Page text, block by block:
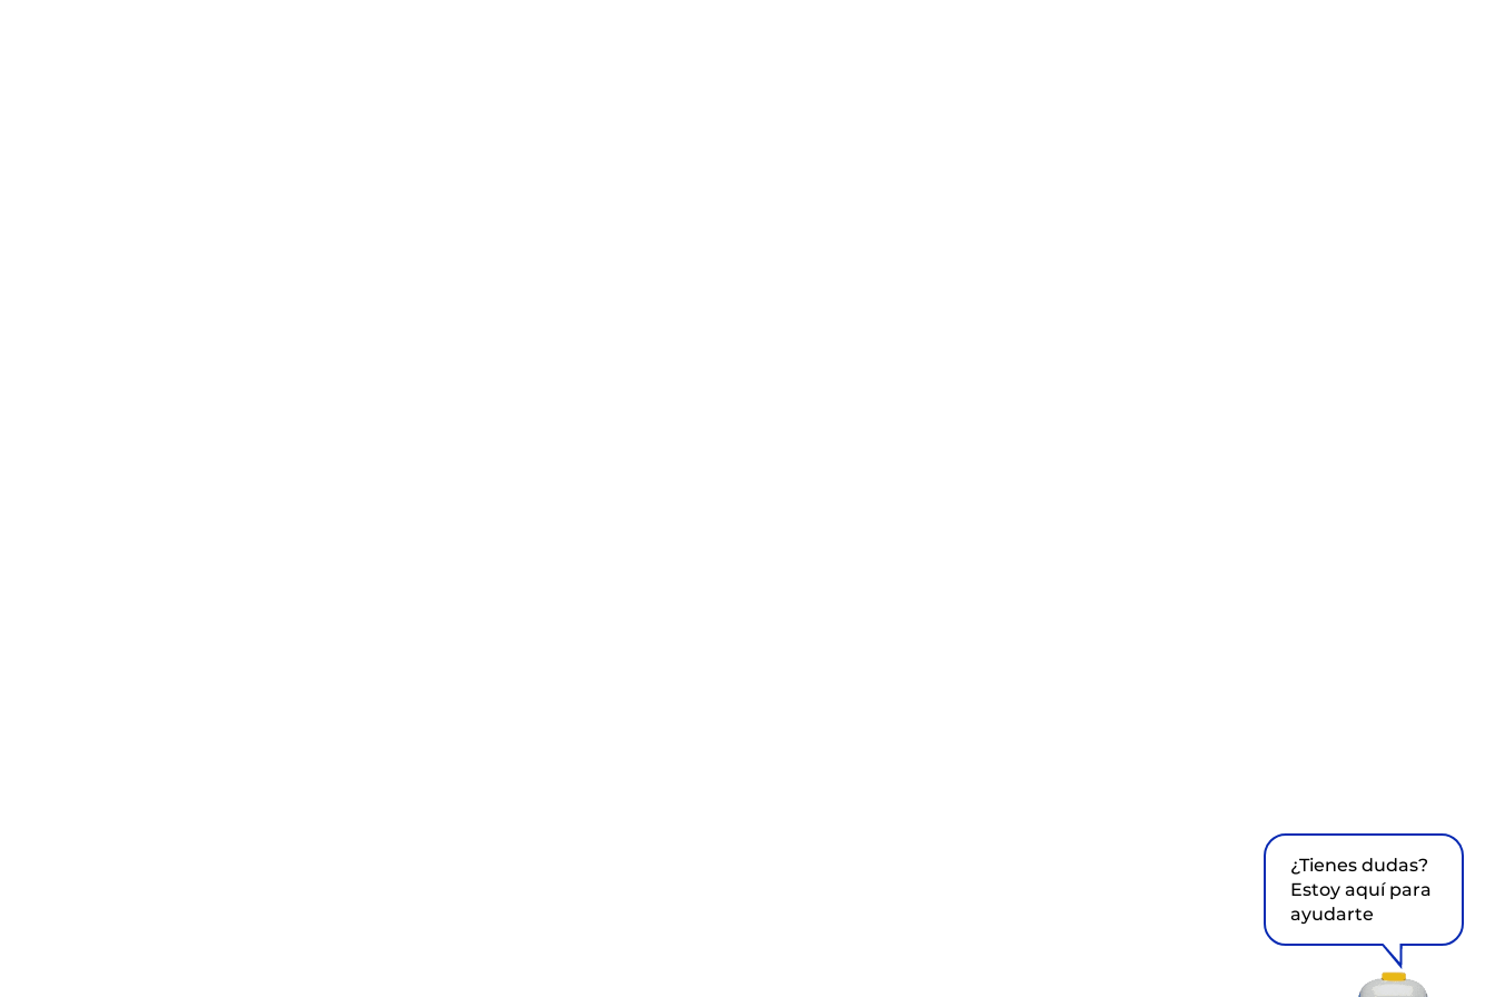
¿Tienes dudas?
Estoy aquí para
ayudarte